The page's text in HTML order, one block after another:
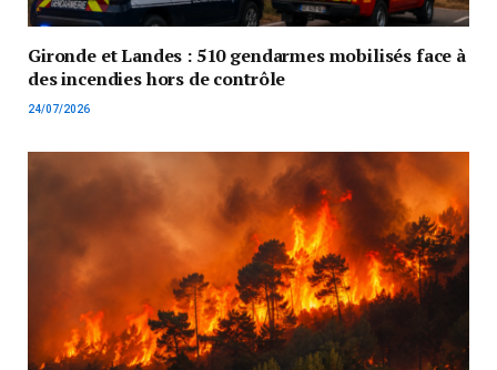
Gironde et Landes : 510 gendarmes mobilisés face à
des incendies hors de contrôle
24/07/2026